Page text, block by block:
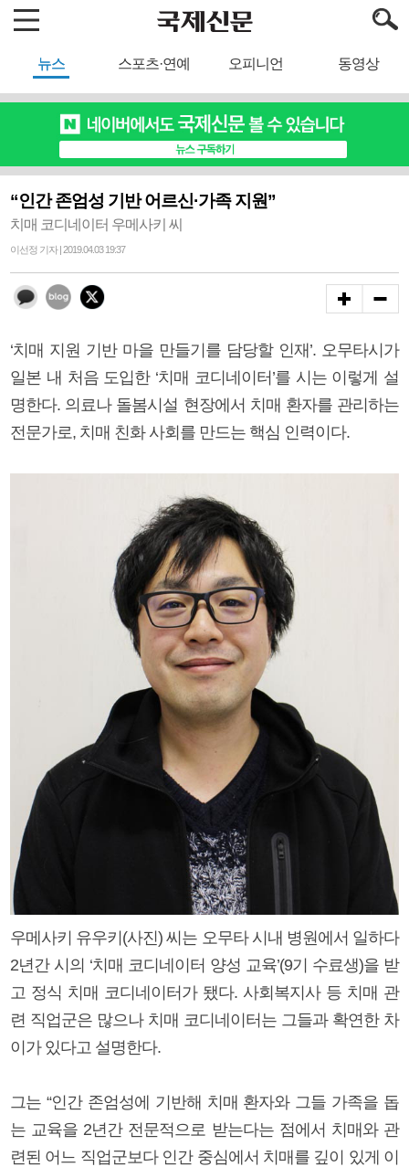
뉴스 스포츠·연예 오피니언 동영상
“인간 존엄성 기반 어르신·가족 지원”
치매 코디네이터 우메사키 씨
이선정 기자 | 2019.04.03 19:37
‘치매 지원 기반 마을 만들기를 담당할 인재’. 오무타시가
일본 내 처음 도입한 ‘치매 코디네이터’를 시는 이렇게 설
명한다. 의료나 돌봄시설 현장에서 치매 환자를 관리하는
전문가로, 치매 친화 사회를 만드는 핵심 인력이다.
우메사키 유우키(사진) 씨는 오무타 시내 병원에서 일하다
2년간 시의 ‘치매 코디네이터 양성 교육’(9기 수료생)을 받
고 정식 치매 코디네이터가 됐다. 사회복지사 등 치매 관
련 직업군은 많으나 치매 코디네이터는 그들과 확연한 차
이가 있다고 설명한다.
그는 “인간 존엄성에 기반해 치매 환자와 그들 가족을 돕
는 교육을 2년간 전문적으로 받는다는 점에서 치매와 관
련된 어느 직업군보다 인간 중심에서 치매를 깊이 있게 이